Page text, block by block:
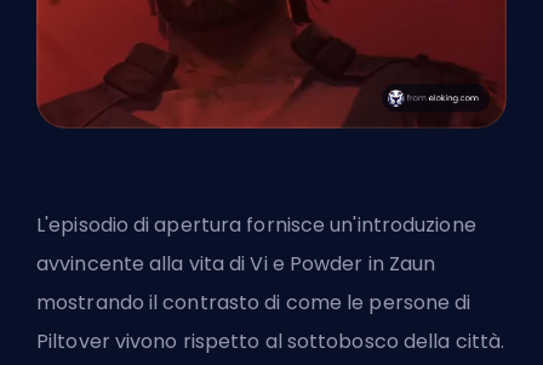
L'episodio di apertura fornisce un'introduzione
avvincente alla vita di Vi e Powder in Zaun
mostrando il contrasto di come le persone di
Piltover vivono rispetto al sottobosco della città.